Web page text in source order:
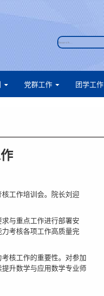
党群工作 团学工作
工作培训会。院长刘迎
与重点工作进行部署安
考核各项工作高质量完
核工作的重要性。对参加
升数学与应用数学专业师